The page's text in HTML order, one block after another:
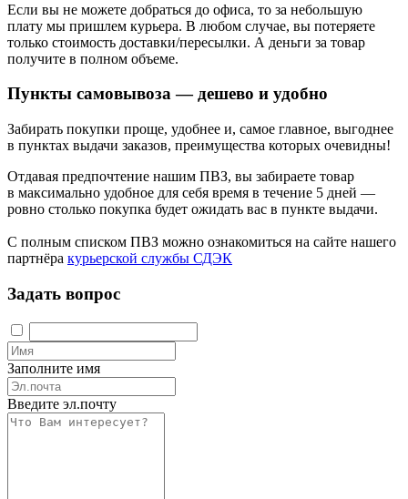
Если вы не можете добраться до офиса, то за небольшую
плату мы пришлем курьера. В любом случае, вы потеряете
только стоимость доставки/пересылки. А деньги за товар
получите в полном объеме.
Пункты самовывоза — дешево и удобно
Забирать покупки проще, удобнее и, самое главное, выгоднее
в пунктах выдачи заказов, преимущества которых очевидны!
Отдавая предпочтение нашим ПВЗ, вы забираете товар
в максимально удобное для себя время в течение 5 дней —
ровно столько покупка будет ожидать вас в пункте выдачи.
С полным списком ПВЗ можно ознакомиться на сайте нашего
партнёра курьерской службы СДЭК
Задать вопрос
Заполните имя
Введите эл.почту